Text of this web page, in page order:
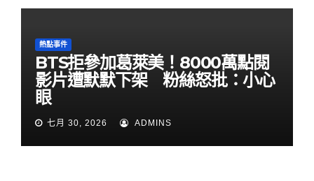
熱點事件
BTS拒參加葛萊美！8000萬點閱
影片遭默默下架 粉絲怒批：小心
眼
七月 30, 2026 ADMINS